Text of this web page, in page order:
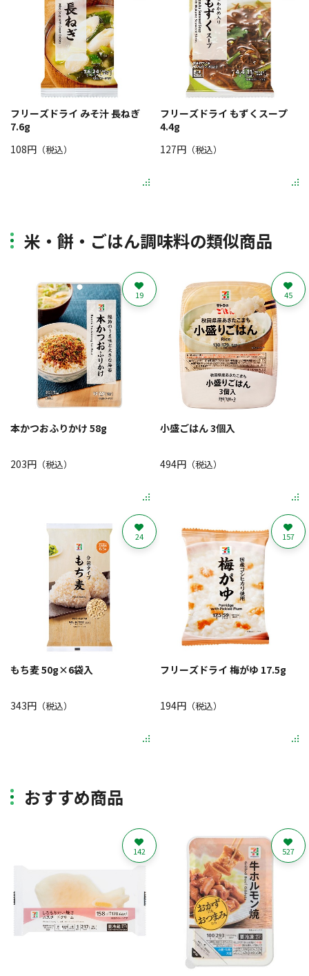
フリーズドライ みそ汁 長ねぎ
7.6g
108円 （税込）
フリーズドライ もずくスープ
4.4g
127円（税込）
米・餅・ごはん調味料の類似商品
本かつおふりかけ 58g
203円 （税込）
19
小盛ごはん 3個入
494円（税込）
45
もち麦 50g×6袋入
343円 （税込）
24
フリーズドライ 梅がゆ 17.5g
194円（税込）
157
おすすめ商品
142 527